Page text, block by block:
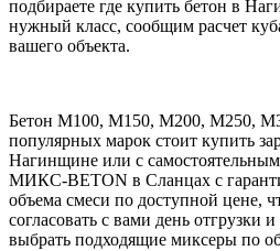
подбираете где купить бетон в
нужный класс, сообщим расчет
вашего объекта.
Бетон М100, М150, М200, М250,
популярных марок стоит купить
Нагинщине или с
МИКС-BETON в Сланцах с
объема смеси по доступной цене,
согласовать с вами день отгрузки
выбрать подходящие миксеры по